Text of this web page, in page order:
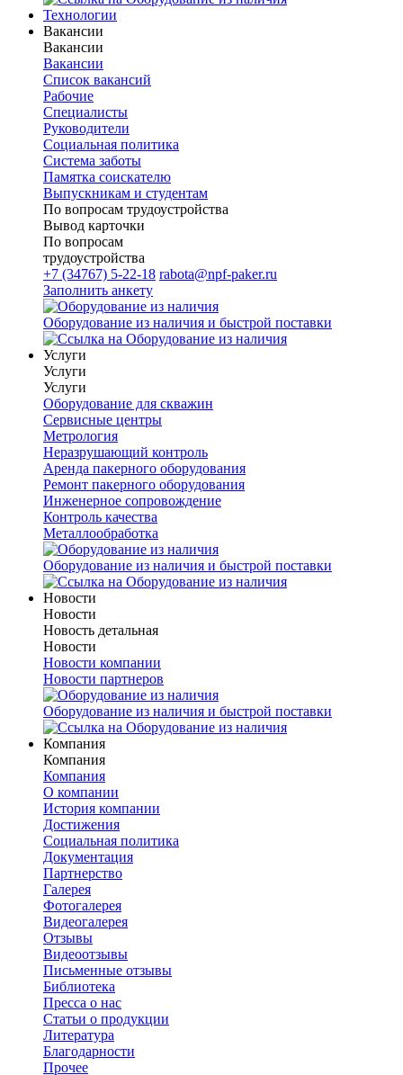
Технологии
Вакансии
Вакансии
Вакансии
Список вакансий
Рабочие
Специалисты
Руководители
Cоциальная политика
Система заботы
Памятка соискателю
Выпускникам и студентам
По вопросам трудоустройства
Вывод карточки
По вопросам
трудоустройства
+7 (34767) 5-22-18 rabota@npf-paker.ru
Заполнить анкету
Оборудование из наличия и быстрой поставки
Услуги
Услуги
Услуги
Оборудование для скважин
Сервисные центры
Метрология
Неразрушающий контроль
Аренда пакерного оборудования
Ремонт пакерного оборудования
Инженерное сопровождение
Контроль качества
Металлообработка
Оборудование из наличия и быстрой поставки
Новости
Новости
Новость детальная
Новости
Новости компании
Новости партнеров
Оборудование из наличия и быстрой поставки
Компания
Компания
Компания
О компании
История компании
Достижения
Социальная политика
Документация
Партнерство
Галерея
Фотогалерея
Видеогалерея
Отзывы
Видеоотзывы
Письменные отзывы
Библиотека
Пресса о нас
Статьи о продукции
Литература
Благодарности
Прочее